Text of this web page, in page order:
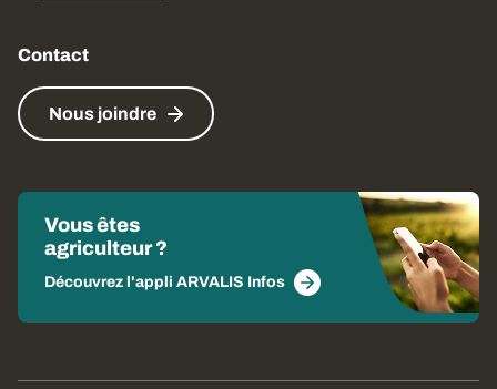
Contact
Nous joindre
Vous êtes
agriculteur ?
Découvrez l'appli ARVALIS Infos